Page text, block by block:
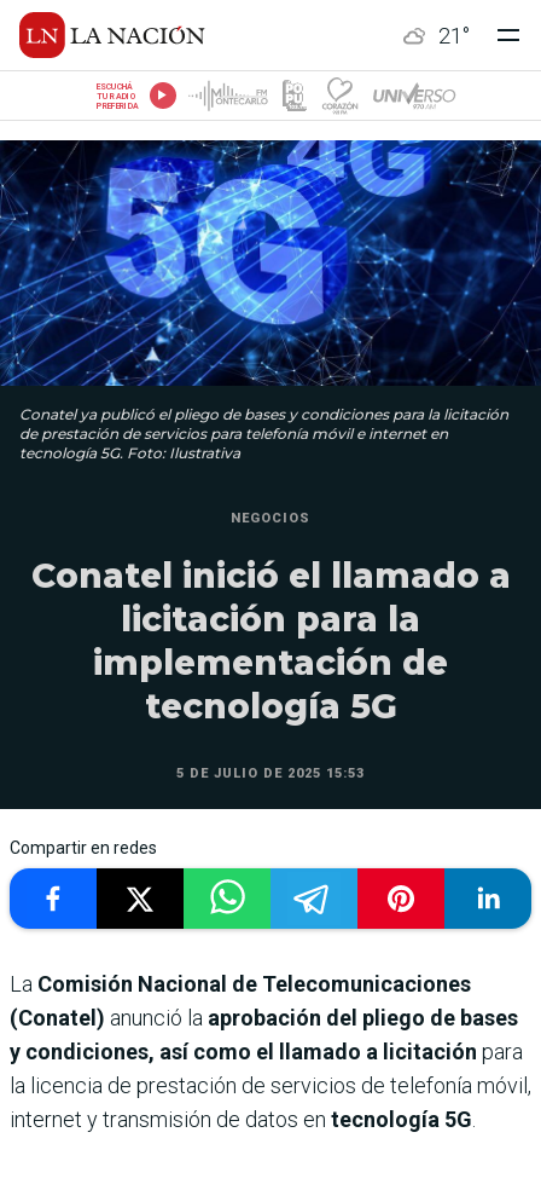
21 °
ESCUCHÁ
TU RADIO
PREFERIDA
Conatel ya publicó el pliego de bases y condiciones para la licitación
de prestación de servicios para telefonía móvil e internet en
tecnología 5G. Foto: Ilustrativa
NEGOCIOS
Conatel inició el llamado a
licitación para la
implementación de
tecnología 5G
5 DE JULIO DE 2025 15:53
Compartir en redes
La Comisión Nacional de Telecomunicaciones
(Conatel) anunció la aprobación del pliego de bases
y condiciones, así como el llamado a licitación para
la licencia de prestación de servicios de telefonía móvil,
internet y transmisión de datos en tecnología 5G